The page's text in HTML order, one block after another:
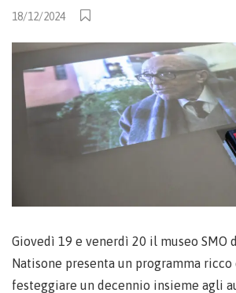
18/12/2024
Giovedì 19 e venerdì 20 il museo SMO
Natisone presenta un programma
festeggiare un decennio insieme agli